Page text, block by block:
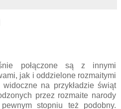
połączone są z innymi
jak i oddzielone rozmaitymi
na przykładzie świąt
przez rozmaite narody
stopniu też podobny.